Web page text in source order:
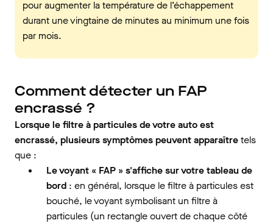
pour augmenter la température de l’échappement
durant une vingtaine de minutes au minimum une fois
par mois.
Comment détecter un FAP
encrassé ?
Lorsque le filtre à particules de votre auto est
encrassé, plusieurs symptômes peuvent apparaîtretels
que :
Le voyant « FAP » s'affiche sur votre tableau de
bord : en général, lorsque le filtre à particules est
bouché, le voyant symbolisant un filtre à
particules (un rectangle ouvert de chaque côté